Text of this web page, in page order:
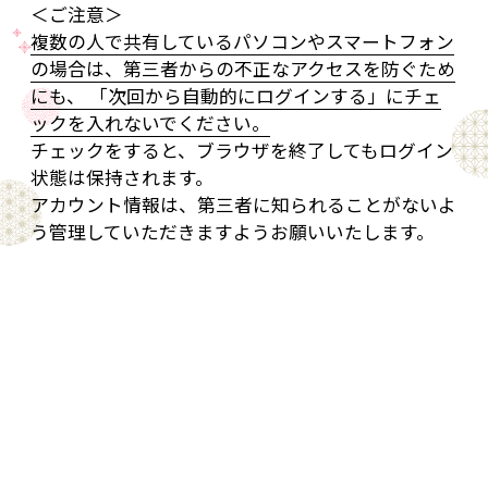
＜ご注意＞
複数の人で共有しているパソコンやスマートフォン
の場合は、第三者からの不正なアクセスを防ぐため
にも、 「次回から自動的にログインする」にチェ
ックを入れないでください。
チェックをすると、ブラウザを終了してもログイン
状態は保持されます。
アカウント情報は、第三者に知られることがないよ
う管理していただきますようお願いいたします。